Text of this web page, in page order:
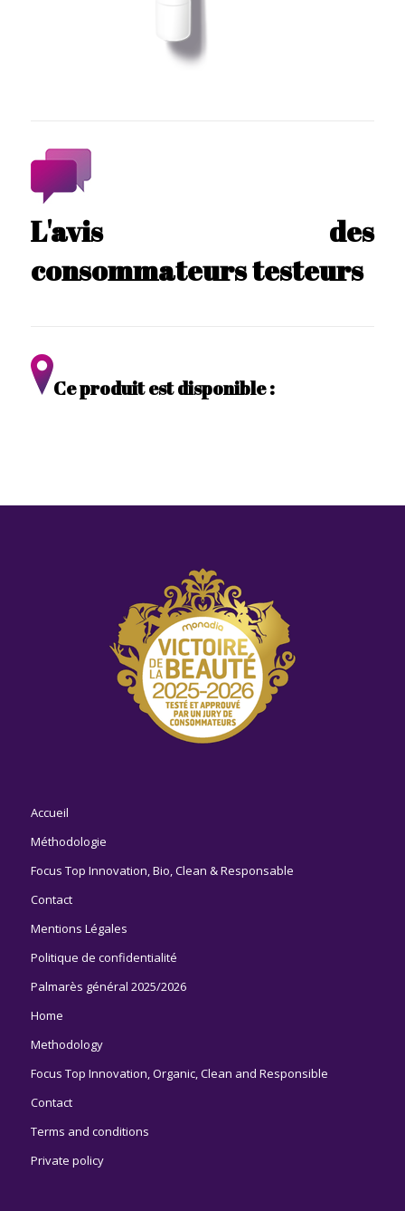
L'avis des
consommateurs testeurs
Ce produit est disponible :
Accueil
Méthodologie
Focus Top Innovation, Bio, Clean & Responsable
Contact
Mentions Légales
Politique de confidentialité
Palmarès général 2025/2026
Home
Methodology
Focus Top Innovation, Organic, Clean and Responsible
Contact
Terms and conditions
Private policy